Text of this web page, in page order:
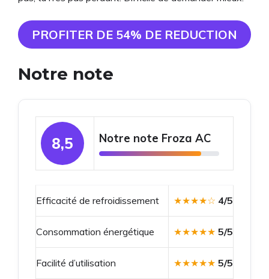
PROFITER DE 54% DE REDUCTION
Notre note
8,5 Notre note Froza AC
Efficacité de refroidissement ★★★★☆ 4/5
Consommation énergétique ★★★★★ 5/5
Facilité d’utilisation ★★★★★ 5/5